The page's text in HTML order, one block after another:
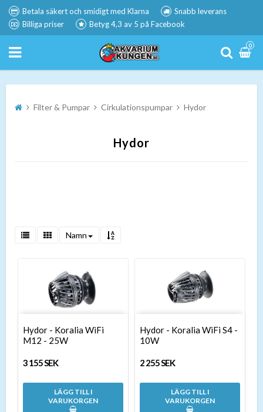
Betala säkert och smidigt med Klarna
Snabb leverans
Billiga priser
Betyg 4,3 av 5 på Facebook
0
Filter & Pumpar Cirkulationspumpar Hydor
Hydor
Namn
Hydor - Koralia WiFi
M12 - 25W
3 155 SEK
LÄGG TILL I
VARUKORGEN
Hydor - Koralia WiFi S4 -
10W
2 255 SEK
LÄGG TILL I
VARUKORGEN